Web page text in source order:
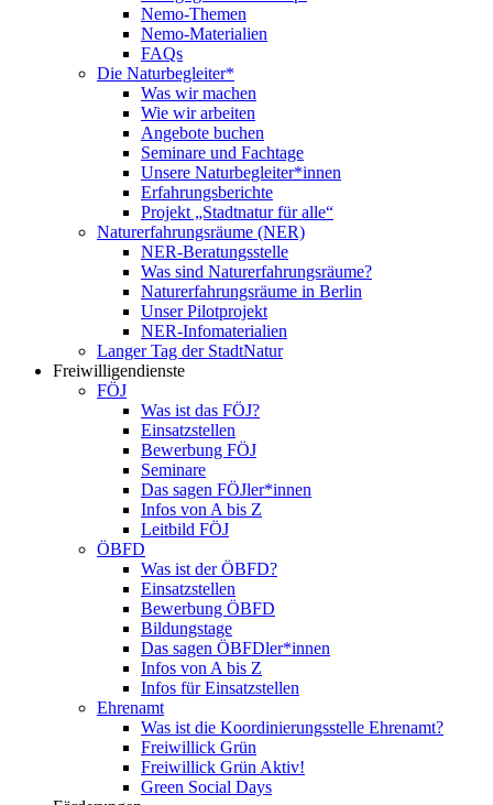
Nemo-Themen
Nemo-Materialien
FAQs
Die Naturbegleiter*
Was wir machen
Wie wir arbeiten
Angebote buchen
Seminare und Fachtage
Unsere Naturbegleiter*innen
Erfahrungsberichte
Projekt „Stadtnatur für alle“
Naturerfahrungsräume (NER)
NER-Beratungsstelle
Was sind Naturerfahrungsräume?
Naturerfahrungsräume in Berlin
Unser Pilotprojekt
NER-Infomaterialien
Langer Tag der StadtNatur
Freiwilligendienste
FÖJ
Was ist das FÖJ?
Einsatzstellen
Bewerbung FÖJ
Seminare
Das sagen FÖJler*innen
Infos von A bis Z
Leitbild FÖJ
ÖBFD
Was ist der ÖBFD?
Einsatzstellen
Bewerbung ÖBFD
Bildungstage
Das sagen ÖBFDler*innen
Infos von A bis Z
Infos für Einsatzstellen
Ehrenamt
Was ist die Koordinierungsstelle Ehrenamt?
Freiwillick Grün
Freiwillick Grün Aktiv!
Green Social Days